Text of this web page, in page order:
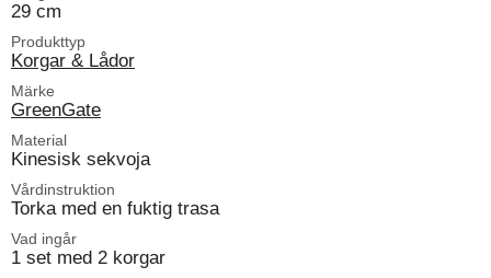
29 cm
Produkttyp
Korgar & Lådor
Märke
GreenGate
Material
Kinesisk sekvoja
Vårdinstruktion
Torka med en fuktig trasa
Vad ingår
1 set med 2 korgar